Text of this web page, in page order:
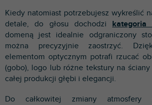
Kiedy natomiast potrzebujesz wykreślić
detale, do głosu dochodzi kategoria
domeną jest idealnie odgraniczony
można precyzyjnie zaostrzyć.
elementom optycznym potrafi rzucać
(gobo), logo lub różne tekstury na ściany
całej produkcji głębi i elegancji.
Do całkowitej zmiany atmosfery